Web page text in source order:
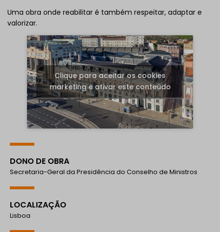
Uma obra onde reabilitar é também respeitar, adaptar e
valorizar.
Clique para aceitar os cookies
marketing e ativar este conteúdo
DONO DE OBRA
Secretaria-Geral da Presidência do Conselho de Ministros
LOCALIZAÇÃO
Lisboa